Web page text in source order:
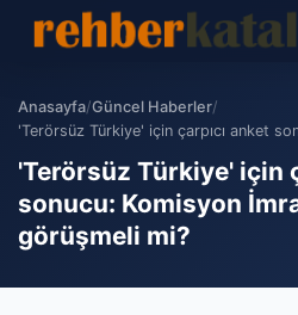
Anasayfa/Güncel Haberler/
'Terörsüz Türkiye' için çarpıcı anket
'Terörsüz Türkiye' için
sonucu: Komisyon
görüşmeli mi?